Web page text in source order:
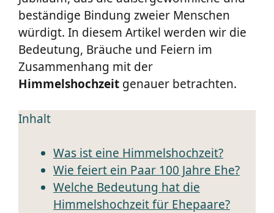
beständige Bindung zweier Menschen
würdigt. In diesem Artikel werden wir die
Bedeutung, Bräuche und Feiern im
Zusammenhang mit der
Himmelshochzeit genauer betrachten.
Inhalt
Was ist eine Himmelshochzeit?
Wie feiert ein Paar 100 Jahre Ehe?
Welche Bedeutung hat die
Himmelshochzeit für Ehepaare?